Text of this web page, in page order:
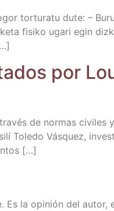
tor­tu­ra­tu dute: –
fisi­ko uga­ri egin
por
de nor­mas civi­les
Tole­do Vás­quez,
[…]
la opi­nión del autor,